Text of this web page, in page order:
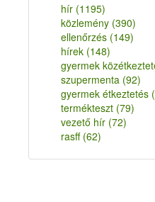
hír (1195)
közlemény (390)
ellenőrzés (149)
hírek (148)
gyermek
szupermenta (92)
gyermek étkeztetés
termékteszt (79)
vezető hír (72)
rasff (62)